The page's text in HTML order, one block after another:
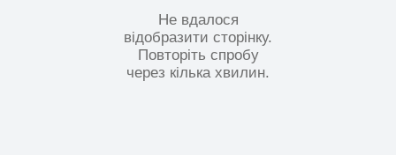
Не вдалося
відобразити сторінку.
Повторіть спробу
через кілька хвилин.